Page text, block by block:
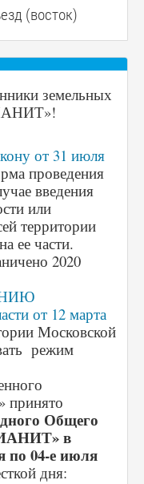
(восток)
земельных
от 31 июля
проведения
введения
или
территории
ее части.
2020
от 12 марта
Московской
режим
Общего
в
по 04-е июля
дня: